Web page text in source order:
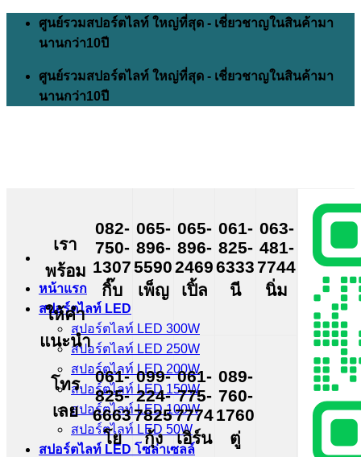
Skip
content
ศูนย์รวมสปอร์ตไลท์ ใหญ่ที่สุด - เชี่ยวชาญในสินค้ามา
นานกว่า10ปี
ศูนย์รวมสปอร์ตไลท์ ใหญ่ที่สุด - เชี่ยวชาญในสินค้ามา
นานกว่า10ปี
หน้าแรก
สปอร์ตไลท์ LED
สปอร์ตไลท์ LED 300W
สปอร์ตไลท์ LED 250W
สปอร์ตไลท์ LED 200W
สปอร์ตไลท์ LED 150W
สปอร์ตไลท์ LED 100W
สปอร์ตไลท์ LED 50W
สปอร์ตไลท์ LED โซล่าเซลล์
เรา
พร้อม
ให้คำ
แนะนำ
โทร
เลย
082-
750-
1307
กิ๊บ
065-
896-
5590
เพ็ญ
065-
896-
2469
เปิ้ล
061-
825-
6333
นี
063-
481-
7744
นิ่ม
061-
825-
6663
โย
099-
224-
7825
กุ้ง
061-
775-
7774
เอิร์น
089-
760-
1760
ตู่